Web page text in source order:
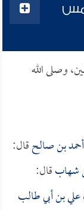
وصلى الله
أحمد بن صالحقال:
شهابقال:
علي بن أبي طالب